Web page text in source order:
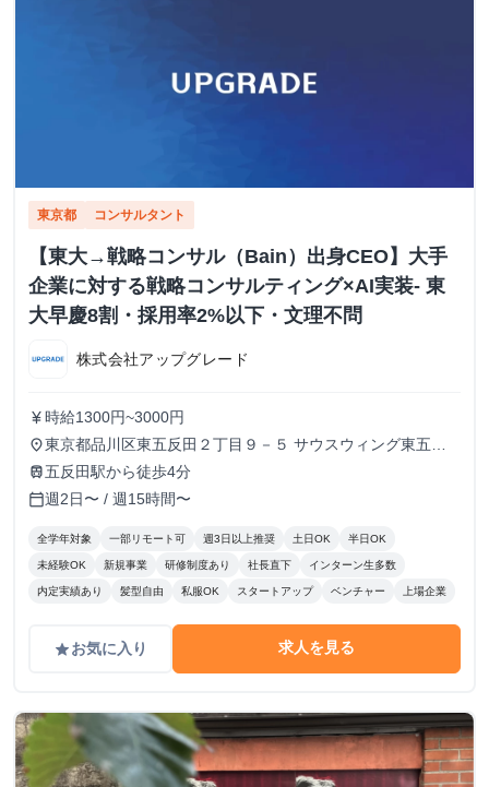
東京都 コンサルタント
【東大→戦略コンサル（Bain）出身CEO】大手
企業に対する戦略コンサルティング×AI実装- 東
大早慶8割・採用率2%以下・文理不問
株式会社アップグレード
currency_yen 時給1300円~3000円
place東京都品川区東五反田２丁目９－５ サウスウィング東五反
田５階
train 五反田駅から徒歩4分
calendar_today週2日〜 / 週15時間〜
全学年対象 一部リモート可 週3日以上推奨 土日OK 半日OK
未経験OK 新規事業 研修制度あり 社長直下 インターン生多数
内定実績あり 髪型自由 私服OK スタートアップ ベンチャー 上場企業
gradeお気に入り 求人を見る